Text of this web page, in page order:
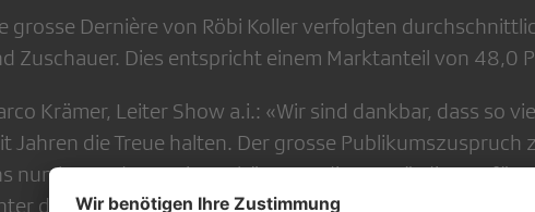
grosse Dernière von Röbi Koller verfolgten
Zuschauer. Dies entspricht einem Marktanteil von 48,0
Krämer, Leiter Show a.i.: «Wir sind dankbar, dass so
Jahren die Treue halten. Der grosse Publikumszuspruch
nun besonders – eine schöne, verdiente Würdigung für
den Kulissen, das bereits jetzt schon wieder intensiv